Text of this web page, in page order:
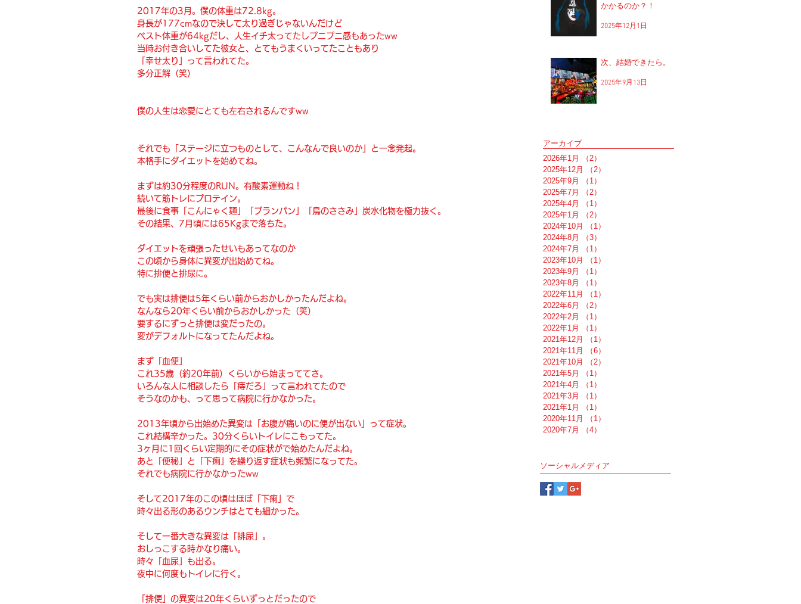
2017年の3月。僕の体重は72.8kg。
身長が177cmなので決して太り過ぎじゃないんだけど
ベスト体重が64kgだし、人生イチ太ってたしプニプニ感もあったww
当時お付き合いしてた彼女と、とてもうまくいってたこともあり
「幸せ太り」って言われてた。
多分正解（笑）
僕の人生は恋愛にとても左右されるんですww
それでも「ステージに立つものとして、こんなんで良いのか」と一念発起。
本格手にダイエットを始めてね。
まずは約30分程度のRUN。有酸素運動ね！
続いて筋トレにプロテイン。
最後に食事「こんにゃく麺」「ブランパン」「鳥のささみ」炭水化物を極力抜く。
その結果、7月頃には65Kgまで落ちた。
ダイエットを頑張ったせいもあってなのか
この頃から身体に異変が出始めてね。
特に排便と排尿に。
でも実は排便は5年くらい前からおかしかったんだよね。
なんなら20年くらい前からおかしかった（笑）
要するにずっと排便は変だったの。
変がデフォルトになってたんだよね。
まず「血便」
これ35歳（約20年前）くらいから始まっててさ。
いろんな人に相談したら「痔だろ」って言われてたので
そうなのかも、って思って病院に行かなかった。
2013年頃から出始めた異変は「お腹が痛いのに便が出ない」って症状。
これ結構辛かった。30分くらいトイレにこもってた。
3ヶ月に1回くらい定期的にその症状がで始めたんだよね。
あと「便秘」と「下痢」を繰り返す症状も頻繁になってた。
それでも病院に行かなかったww
そして2017年のこの頃はほぼ「下痢」で
時々出る形のあるウンチはとても細かった。
そして一番大きな異変は「排尿」。
おしっこする時かなり痛い。
時々「血尿」も出る。
夜中に何度もトイレに行く。
「排便」の異変は20年くらいずっとだったので
かかるのか？！
2025年12月1日
次、結婚できたら。
2025年9月13日
アーカイブ
2026年1月 （2）
2025年12月
（2）
2025年9月
（1）
2025年7月
（2）
2025年4月
（1）
2025年1月
（2）
2024年10月
（1）
2024年8月
（3）
2024年7月
（1）
2023年10月
（1）
2023年9月
（1）
2023年8月
（1）
2022年11月
（1）
2022年6月
（2）
2022年2月
（1）
2022年1月
（1）
2021年12月
（1）
2021年11月
（6）
2021年10月
（2）
2021年5月
（1）
2021年4月
（1）
2021年3月
（1）
2021年1月
（1）
2020年11月
（1）
2020年7月
（4）
ソーシャルメディア